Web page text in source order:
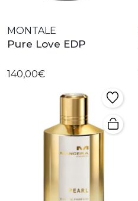
MONTALE
Pure Love EDP
140,00€